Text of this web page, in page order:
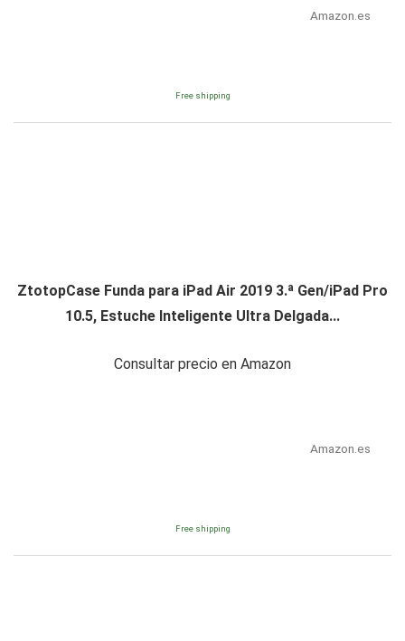
Amazon.es
Free shipping
ZtotopCase Funda para iPad Air 2019 3.ª Gen/iPad Pro
10.5, Estuche Inteligente Ultra Delgada...
Consultar precio en Amazon
Amazon.es
Free shipping